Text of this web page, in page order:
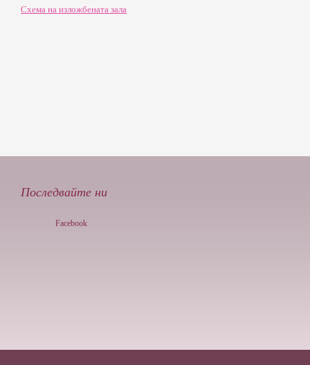
Схема на изложбената зала
Последвайте ни
Facebook